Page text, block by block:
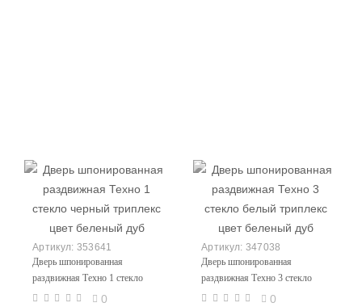
353641
Дверь шпонированная
раздвижная Техно 1 стекло
черный триплекс цвет беленый
0
347038
Дверь шпонированная
раздвижная Техно 3 стекло
белый триплекс цвет беленый
0